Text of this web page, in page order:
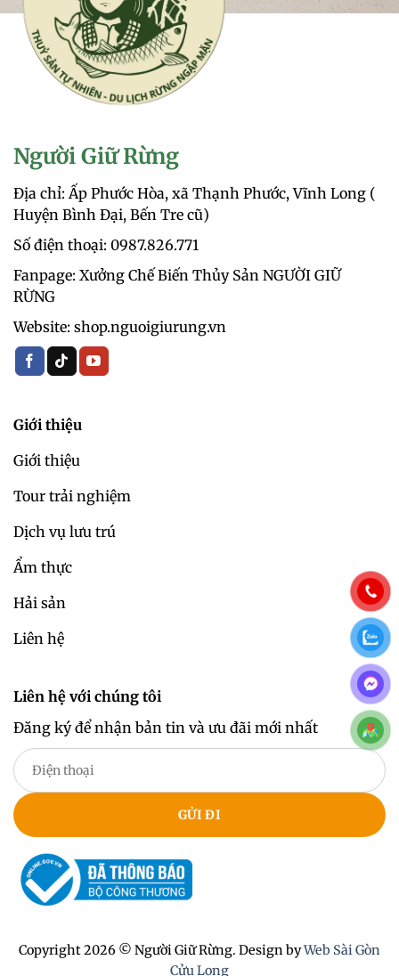
Người Giữ Rừng
Địa chỉ: Ấp Phước Hòa, xã Thạnh Phước, Vĩnh Long (
Huyện Bình Đại, Bến Tre cũ)
Số điện thoại: 0987.826.771‬
Fanpage: Xưởng Chế Biến Thủy Sản NGƯỜI GIỮ
RỪNG
Website: shop.nguoigiurung.vn
Giới thiệu
Giới thiệu
Tour trải nghiệm
Dịch vụ lưu trú
Ẩm thực
Hải sản
Liên hệ
Liên hệ với chúng tôi
Đăng ký để nhận bản tin và ưu đãi mới nhất
Copyright 2026 © Người Giữ Rừng. Design byWeb Sài Gòn
Cửu Long